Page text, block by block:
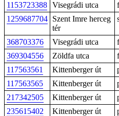
1153723388 Visegrádi utca
1259687704 Szent Imre herceg
tér
368703376 Visegrádi utca
369304556
Zöldfa utca
117563561
Kittenberger út
117563565
Kittenberger út
217342505
Kittenberger út
235615402
Kittenberger út